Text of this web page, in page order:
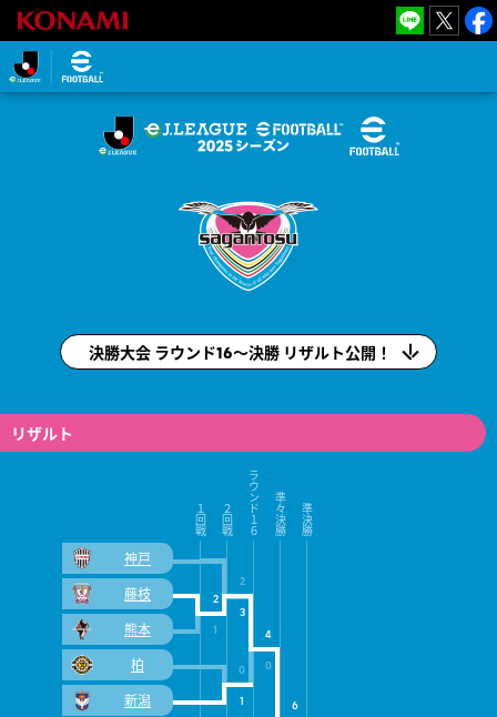
eＪ.LEAGUE
決勝大会 ラウンド16～決勝 リザルト公開！
リザルト
6
4
0
2
3
0
1
神戸
2
藤枝
1
熊本
柏
新潟